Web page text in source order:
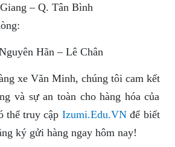
– Q. Tân Bình
Hãn – Lê Chân
xe Văn Minh, chúng tôi cam kết
và sự an toàn cho hàng hóa của
thể truy cập Izumi.Edu.VNđể biết
ký gửi hàng ngay hôm nay!